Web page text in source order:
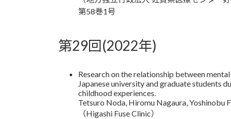
第58巻1号
第29回(2022年)
Research on the relationship between
Japanese university and graduate students
childhood experiences.
Tetsuro Noda, Hiromu Nagaura, Yoshinobu
（Higashi Fuse Clinic）